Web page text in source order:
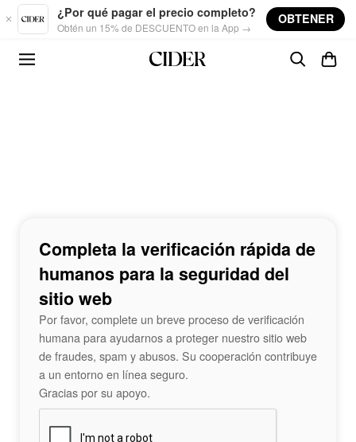
Skip to main content
¿Por qué pagar el precio completo?
Obtén un 15% de DESCUENTO en la App →
OBTENER
Completa la verificación rápida de
humanos para la seguridad del
sitio web
Por favor, complete un breve proceso de verificación
humana para ayudarnos a proteger nuestro sitio web
de fraudes, spam y abusos. Su cooperación contribuye
a un entorno en línea seguro.
Gracias por su apoyo.